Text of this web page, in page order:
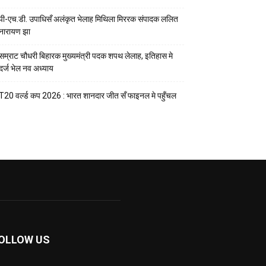
एच.डी. उपाधिसँ अलंकृत भेलाह मिथिला मिररक संपादक ललित
झा
चौधरी बिहारक मुख्यमंत्री पदक शपथ लेलाह, इतिहास मे
भेल नव अध्याय
वर्ल्ड कप 2026 : भारत शानदार जीत सँ फाइनल मे पहुँचल
US